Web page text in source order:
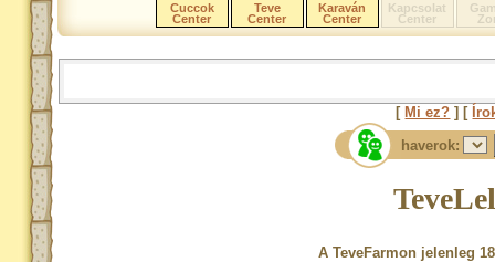
Cuccok
Center
Teve
Center
Karaván
Center
Kapcsolat
Center
[ Mi ez? ] [
haverok:
A TeveFarmon jelenleg